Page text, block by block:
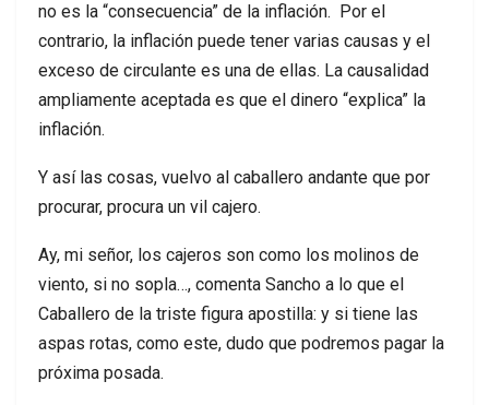
no es la “consecuencia” de la inflación. Por el
contrario, la inflación puede tener varias causas y el
exceso de circulante es una de ellas. La causalidad
ampliamente aceptada es que el dinero “explica” la
inflación.
Y así las cosas, vuelvo al caballero andante que por
procurar, procura un vil cajero.
Ay, mi señor, los cajeros son como los molinos de
viento, si no sopla…, comenta Sancho a lo que el
Caballero de la triste figura apostilla: y si tiene las
aspas rotas, como este, dudo que podremos pagar la
próxima posada.